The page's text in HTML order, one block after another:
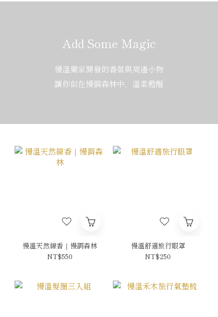
Add Some Magic
慢溫獨家開發的香氛與周邊小物
讓你似在慢調森林中，溫柔甦醒
慢溫天然線香｜慢調森林
NT$550
慢溫舒適旅行眼罩
NT$250